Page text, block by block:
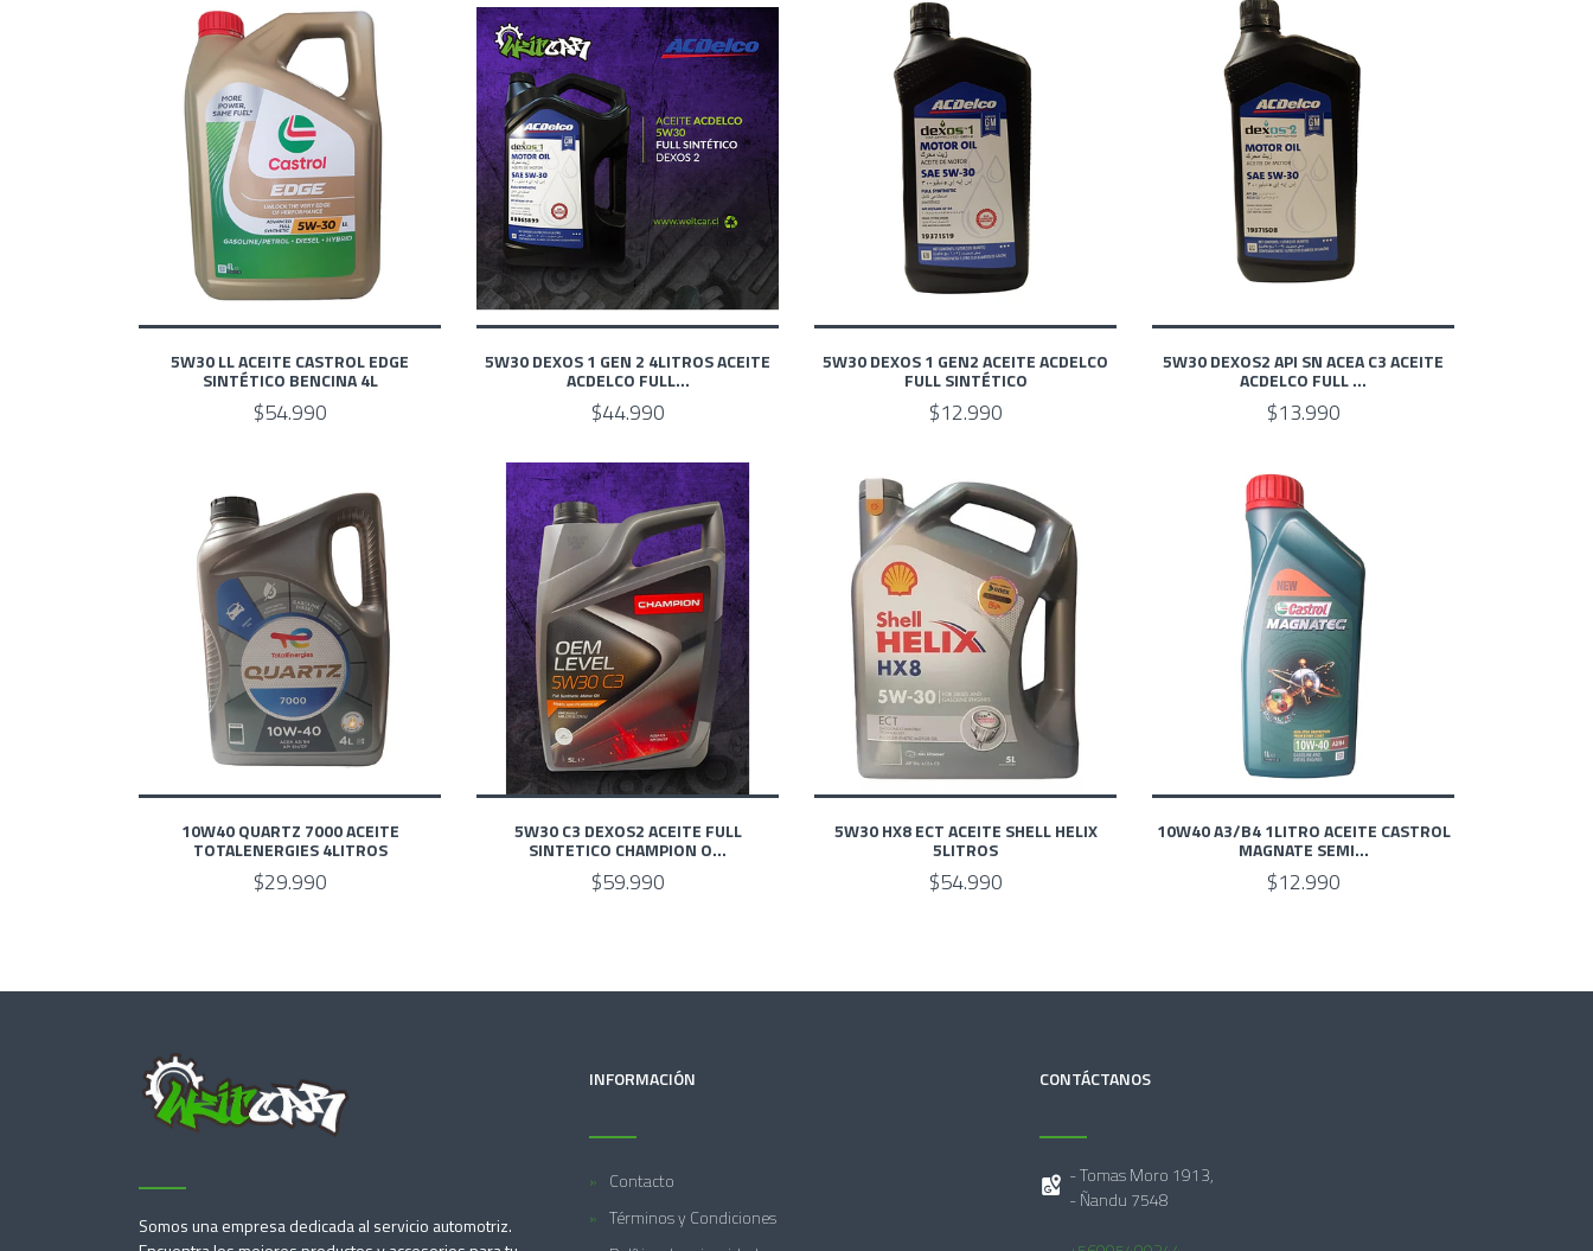
5W30 LL ACEITE CASTROL EDGE
SINTÉTICO BENCINA 4L
$54.990
5W30 DEXOS 1 GEN 2 4LITROS ACEITE
ACDELCO FULL...
$44.990
5W30 DEXOS 1 GEN2 ACEITE ACDELCO
FULL SINTÉTICO
$12.990
5W30 DEXOS2 API SN ACEA C3 ACEITE
ACDELCO FULL ...
$13.990
10W40 QUARTZ 7000 ACEITE
TOTALENERGIES 4LITROS
$29.990
5W30 C3 DEXOS2 ACEITE FULL
SINTETICO CHAMPION O...
$59.990
5W30 HX8 ECT ACEITE SHELL HELIX
5LITROS
$54.990
10W40 A3/B4 1LITRO ACEITE CASTROL
MAGNATE SEMI...
$12.990
Somos una empresa dedicada al servicio automotriz.
INFORMACIÓN
Contacto
Términos y Condiciones
CONTÁCTANOS
- Tomas Moro 1913,
- Ñandu 7548